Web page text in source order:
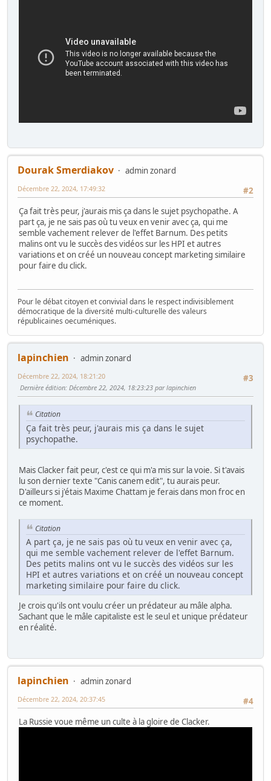
Dourak Smerdiakov
admin zonard
#2
Décembre 22, 2024, 17:49:32
Ça fait très peur, j'aurais mis ça dans le sujet psychopathe. A
part ça, je ne sais pas où tu veux en venir avec ça, qui me
semble vachement relever de l'effet Barnum. Des petits
malins ont vu le succès des vidéos sur les HPI et autres
variations et on créé un nouveau concept marketing similaire
pour faire du click.
Pour le débat citoyen et convivial dans le respect indivisiblement
démocratique de la diversité multi-culturelle des valeurs
républicaines oecuméniques.
lapinchien
admin zonard
#3
Décembre 22, 2024, 18:21:20
Dernière édition: Décembre 22, 2024, 18:23:23 par lapinchien
Citation
Ça fait très peur, j'aurais mis ça dans le sujet
psychopathe.
Mais Clacker fait peur, c'est ce qui m'a mis sur la voie. Si t'avais
lu son dernier texte "Canis canem edit", tu aurais peur.
D'ailleurs si j'étais Maxime Chattam je ferais dans mon froc en
ce moment.
Citation
A part ça, je ne sais pas où tu veux en venir avec ça,
qui me semble vachement relever de l'effet Barnum.
Des petits malins ont vu le succès des vidéos sur les
HPI et autres variations et on créé un nouveau concept
marketing similaire pour faire du click.
Je crois qu'ils ont voulu créer un prédateur au mâle alpha.
Sachant que le mâle capitaliste est le seul et unique prédateur
en réalité.
lapinchien
admin zonard
#4
Décembre 22, 2024, 20:37:45
La Russie voue même un culte à la gloire de Clacker.